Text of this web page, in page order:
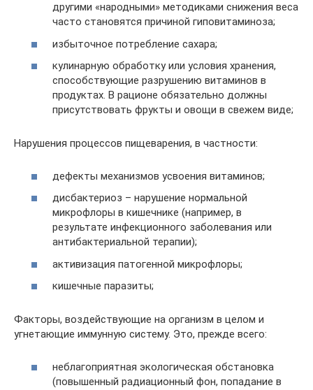
другими «народными» методиками снижения веса
часто становятся причиной гиповитаминоза;
избыточное потребление сахара;
кулинарную обработку или условия хранения,
способствующие разрушению витаминов в
продуктах. В рационе обязательно должны
присутствовать фрукты и овощи в свежем виде;
Нарушения процессов пищеварения, в частности:
дефекты механизмов усвоения витаминов;
дисбактериоз – нарушение нормальной
микрофлоры в кишечнике (например, в
результате инфекционного заболевания или
антибактериальной терапии);
активизация патогенной микрофлоры;
кишечные паразиты;
Факторы, воздействующие на организм в целом и
угнетающие иммунную систему. Это, прежде всего:
неблагоприятная экологическая обстановка
(повышенный радиационный фон, попадание в